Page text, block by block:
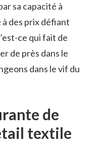
sa capacité à
des prix défiant
ce qui fait de
de près dans le
dans le vif du
de
textile